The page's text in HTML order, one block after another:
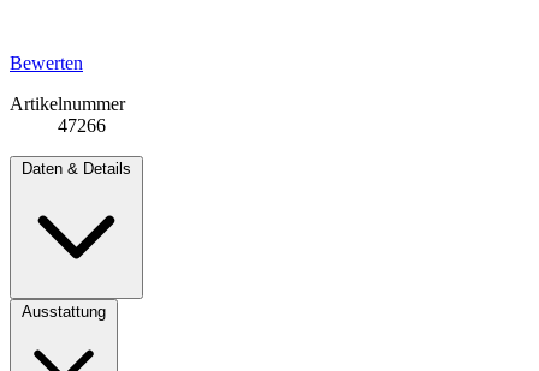
Bewerten
Artikelnummer
47266
Daten & Details
Ausstattung